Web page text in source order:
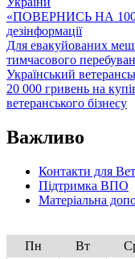
підтримку
з
«ПОВЕРНИСЬ НА
дезінформації
Для евакуйованих
тимчасового
Український
20 000 гривень на
ветеранського бізнесу
Важливо
Контакти для
Підтримка ВПО
Матеріальна
Пн
Вт